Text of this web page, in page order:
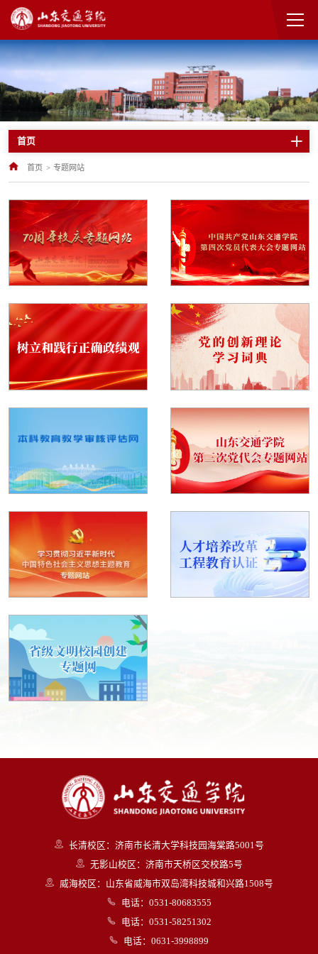
首页
首页 > 专题网站
长清校区：济南市长清大学科技园海棠路5001号
无影山校区：济南市天桥区交校路5号
威海校区：山东省威海市双岛湾科技城和兴路1508号
电话：0531-80683555
电话：0531-58251302
电话：0631-3998899